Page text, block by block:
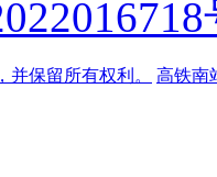
并保留所有权利。 高铁南